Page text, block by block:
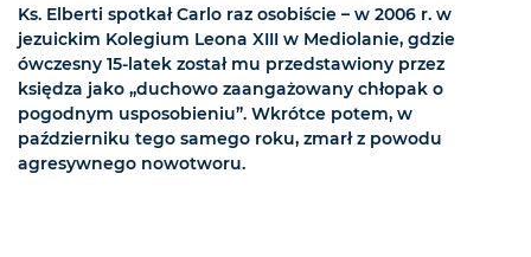
Ks. Elberti spotkał Carlo raz osobiście – w 2006 r. w
jezuickim Kolegium Leona XIII w Mediolanie, gdzie
ówczesny 15-latek został mu przedstawiony przez
księdza jako „duchowo zaangażowany chłopak o
pogodnym usposobieniu”. Wkrótce potem, w
październiku tego samego roku, zmarł z powodu
agresywnego nowotworu.